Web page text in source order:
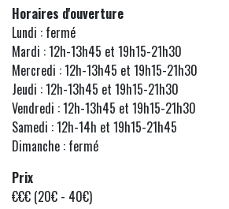
Horaires d'ouverture
Lundi : fermé
Mardi : 12h-13h45 et 19h15-21h30
Mercredi : 12h-13h45 et 19h15-21h30
Jeudi : 12h-13h45 et 19h15-21h30
Vendredi : 12h-13h45 et 19h15-21h30
Samedi : 12h-14h et 19h15-21h45
Dimanche : fermé
Prix
€€€ (20€ - 40€)